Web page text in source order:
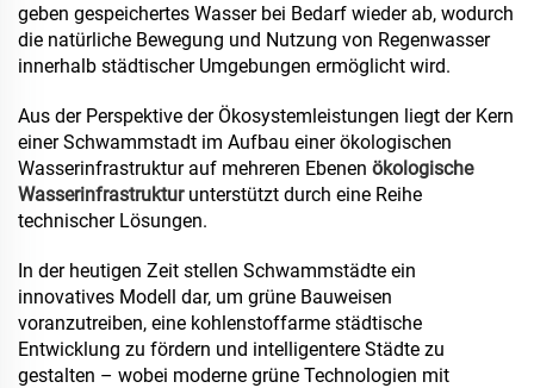
geben gespeichertes Wasser bei Bedarf wieder ab, wodurch
die natürliche Bewegung und Nutzung von Regenwasser
innerhalb städtischer Umgebungen ermöglicht wird.
Aus der Perspektive der Ökosystemleistungen liegt der Kern
einer Schwammstadt im Aufbau einer ökologischen
Wasserinfrastruktur auf mehreren Ebenen ökologische
Wasserinfrastruktur unterstützt durch eine Reihe
technischer Lösungen.
In der heutigen Zeit stellen Schwammstädte ein
innovatives Modell dar, um grüne Bauweisen
voranzutreiben, eine kohlenstoffarme städtische
Entwicklung zu fördern und intelligentere Städte zu
gestalten – wobei moderne grüne Technologien mit